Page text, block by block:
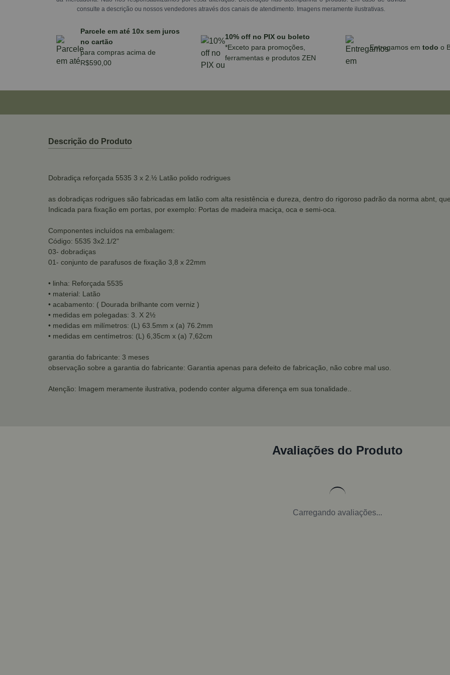
consulte a descrição ou nossos vendedores através dos canais de atendimento. Imagens meramente ilustrativas.
Parcele em até 10x sem juros
no cartão
para compras acima de
R$590,00
10% off no PIX ou boleto
*Exceto para promoções,
ferramentas e produtos ZEN
Entregamos em todo o
Descrição do Produto
Dobradiça reforçada 5535 3 x 2.½ Latão polido rodrigues
as dobradiças rodrigues são fabricadas em latão com alta resistência e dureza, dentro do rigoroso padrão da norma abnt,
Indicada para fixação em portas, por exemplo: Portas de madeira maciça, oca e semi-oca.
Componentes incluídos na embalagem:
Código: 5535 3x2.1/2"
03- dobradiças
01- conjunto de parafusos de fixação 3,8 x 22mm
• linha: Reforçada 5535
• material: Latão
• acabamento: ( Dourada brilhante com verniz )
• medidas em polegadas: 3. X 2½
• medidas em milímetros: (L) 63.5mm x (a) 76.2mm
• medidas em centímetros: (L) 6,35cm x (a) 7,62cm
garantia do fabricante: 3 meses
observação sobre a garantia do fabricante: Garantia apenas para defeito de fabricação, não cobre mal uso.
Atenção: Imagem meramente ilustrativa, podendo conter alguma diferença em sua tonalidade..
Avaliações do Produto
Carregando avaliações...